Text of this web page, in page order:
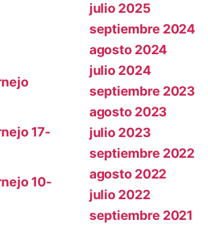
17-
10-
julio 2025
septiembre 2024
agosto 2024
julio 2024
septiembre 2023
agosto 2023
julio 2023
septiembre 2022
agosto 2022
julio 2022
septiembre 2021